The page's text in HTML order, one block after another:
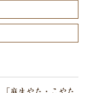
「麻生やた・こやた